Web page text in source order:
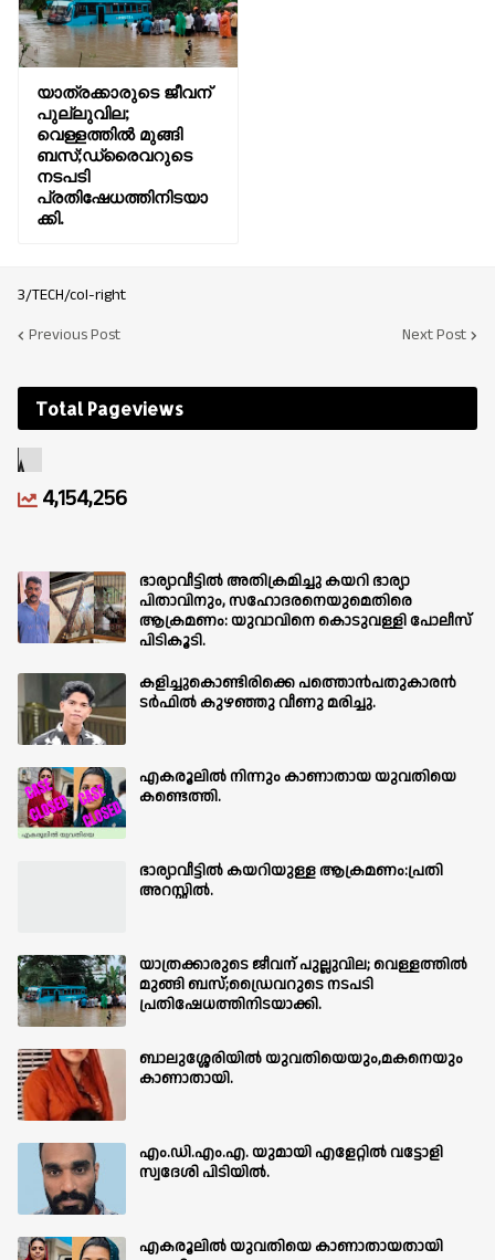
യാത്രക്കാരുടെ ജീവന്
പുല്ലുവില;
വെള്ളത്തിൽ മുങ്ങി
ബസ്;ഡ്രൈവറുടെ
നടപടി
പ്രതിഷേധത്തിനിടയാ
ക്കി.
3/TECH/col-right
Previous Post
Next Post
Total Pageviews
4,154,256
ഭാര്യാവീട്ടിൽ അതിക്രമിച്ചു കയറി ഭാര്യാ
പിതാവിനും, സഹോദരനെയുമെതിരെ
ആക്രമണം: യുവാവിനെ കൊടുവള്ളി പോലീസ്
പിടികൂടി.
കളിച്ചുകൊണ്ടിരിക്കെ പത്തൊൻപതുകാരൻ
ടർഫിൽ കുഴഞ്ഞു വീണു മരിച്ചു.
എകരൂലിൽ നിന്നും കാണാതായ യുവതിയെ
കണ്ടെത്തി.
ഭാര്യാവീട്ടിൽ കയറിയുള്ള ആക്രമണം:പ്രതി
അറസ്റ്റിൽ.
യാത്രക്കാരുടെ ജീവന് പുല്ലുവില; വെള്ളത്തിൽ
മുങ്ങി ബസ്;ഡ്രൈവറുടെ നടപടി
പ്രതിഷേധത്തിനിടയാക്കി.
ബാലുശ്ശേരിയില്‍ യുവതിയെയും,മകനെയും
കാണാതായി.
എം.ഡി.എം.എ. യുമായി എളേറ്റിൽ വട്ടോളി
സ്വദേശി പിടിയിൽ.
എകരൂലിൽ യുവതിയെ കാണാതായതായി